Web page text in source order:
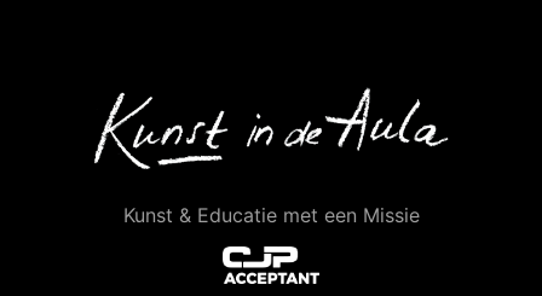
Kunst & Educatie met een Missie